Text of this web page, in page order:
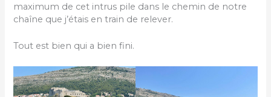
maximum de cet intrus pile dans le chemin de notre
chaîne que j’étais en train de relever.
Tout est bien qui a bien fini.